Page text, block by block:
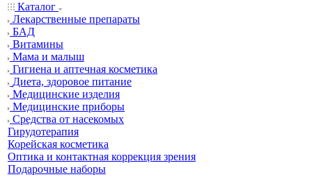
Каталог
Лекарственные препараты
БАД
Витамины
Мама и малыш
Гигиена и аптечная косметика
Диета, здоровое питание
Медицинские изделия
Медицинские приборы
Средства от насекомых
Гирудотерапия
Корейская косметика
Оптика и контактная коррекция зрения
Подарочные наборы